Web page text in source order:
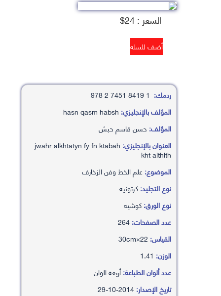
السعر : 24$
ردمك:
المؤلف بالإنجليزي:
المؤلف: حسن قاسم حبش
العنوان بالإنجليزي: jwahr alkhtatyn fy fn ktabah
kht althlth
الموضوع:علم الخط وفن الزخارف
نوع التجليد:كرتونيه
نوع الورق:كوشيه
عدد الصفحات:
القياس:
الوزن:
عدد ألوان الطباعة:أربعة الوان
تاريخ الإصدار: